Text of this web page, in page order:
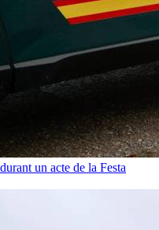
un acte de la Festa